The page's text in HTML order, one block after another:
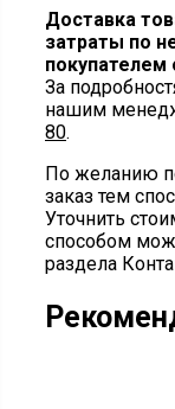
Доставка
затраты по
покупателем
За
нашим
80.
По желанию
заказ тем
Уточнить
способом
раздела